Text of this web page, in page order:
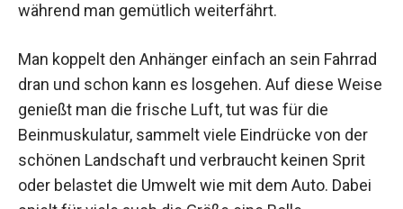
während man gemütlich weiterfährt.
Man koppelt den Anhänger einfach an sein Fahrrad
dran und schon kann es losgehen. Auf diese Weise
genießt man die frische Luft, tut was für die
Beinmuskulatur, sammelt viele Eindrücke von der
schönen Landschaft und verbraucht keinen Sprit
oder belastet die Umwelt wie mit dem Auto. Dabei